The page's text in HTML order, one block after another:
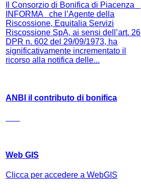
Il Consorzio di Bonifica di Piacenza
INFORMA che l’Agente della
Riscossione, Equitalia Servizi
Riscossione SpA, ai sensi dell’art. 26
DPR n. 602 del 29/09/1973, ha
significativamente incrementato il
ricorso alla notifica delle...
ANBI il contributo di bonifica
Web GIS
Clicca per accedere a WebGIS